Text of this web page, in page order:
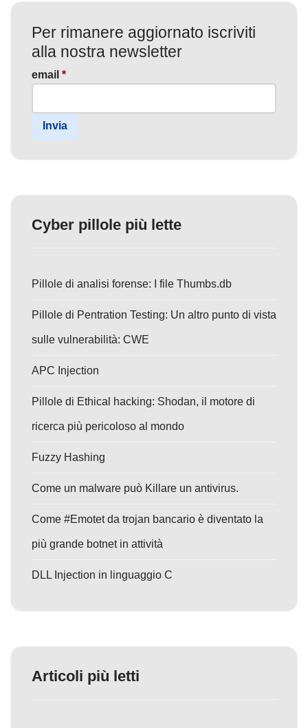
Per rimanere aggiornato iscriviti
alla nostra newsletter
email *
Invia
Cyber pillole più lette
Pillole di analisi forense: I file Thumbs.db
Pillole di Pentration Testing: Un altro punto di vista
sulle vulnerabilità: CWE
APC Injection
Pillole di Ethical hacking: Shodan, il motore di
ricerca più pericoloso al mondo
Fuzzy Hashing
Come un malware può Killare un antivirus.
Come #Emotet da trojan bancario è diventato la
più grande botnet in attività
DLL Injection in linguaggio C
Articoli più letti